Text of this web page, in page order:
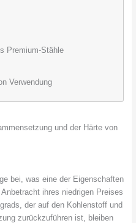
Premium-Stähle
Verwendung
und der Härte von
bei, was eine der Eigenschaften
ihres niedrigen Preises
der auf den Kohlenstoff und
zurückzuführen ist, bleiben